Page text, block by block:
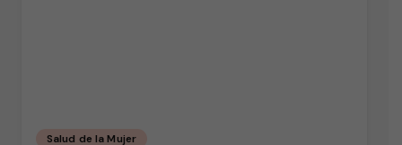
Salud de la Mujer